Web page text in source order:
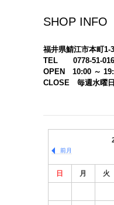
SHOP INFO
福井県鯖江市本町1-
TEL 0778-51-
OPEN 10:00 ～
CLOSE 毎週水曜日
前月
日 月 火